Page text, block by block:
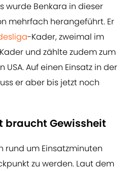
wurde Benkara in dieser
mehrfach herangeführt. Er
-Kader, zweimal im
und zählte zudem zum
USA. Auf einen Einsatz in der
er aber bis jetzt noch
braucht Gewissheit
rund um Einsatzminuten
zu werden. Laut dem